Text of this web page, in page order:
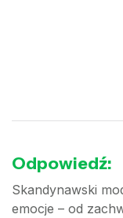
Odpowiedź:
Skandynawski
emocje – od